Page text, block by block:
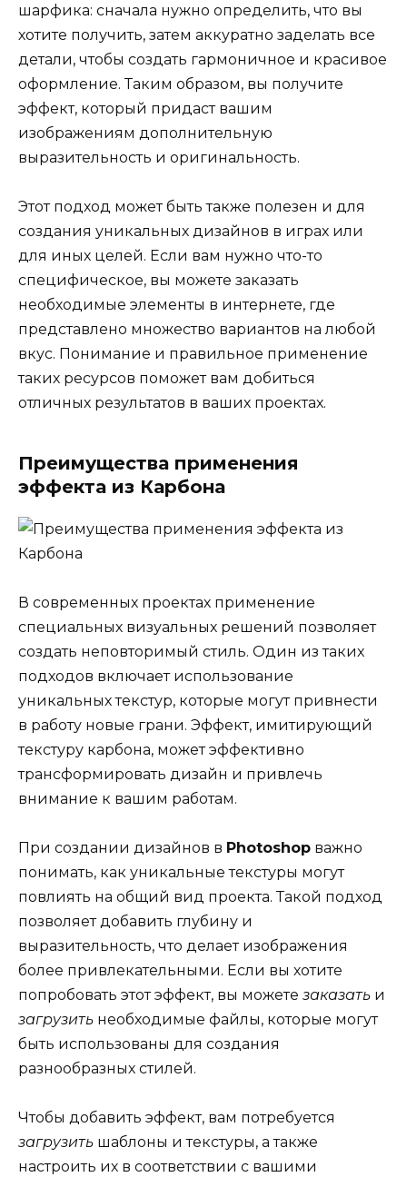
шарфика: сначала нужно определить, что вы
хотите получить, затем аккуратно заделать все
детали, чтобы создать гармоничное и красивое
оформление. Таким образом, вы получите
эффект, который придаст вашим
изображениям дополнительную
выразительность и оригинальность.
Этот подход может быть также полезен и для
создания уникальных дизайнов в играх или
для иных целей. Если вам нужно что-то
специфическое, вы можете заказать
необходимые элементы в интернете, где
представлено множество вариантов на любой
вкус. Понимание и правильное применение
таких ресурсов поможет вам добиться
отличных результатов в ваших проектах.
Преимущества применения
эффекта из Карбона
В современных проектах применение
специальных визуальных решений позволяет
создать неповторимый стиль. Один из таких
подходов включает использование
уникальных текстур, которые могут привнести
в работу новые грани. Эффект, имитирующий
текстуру карбона, может эффективно
трансформировать дизайн и привлечь
внимание к вашим работам.
При создании дизайнов в Photoshop важно
понимать, как уникальные текстуры могут
повлиять на общий вид проекта. Такой подход
позволяет добавить глубину и
выразительность, что делает изображения
более привлекательными. Если вы хотите
попробовать этот эффект, вы можете заказать и
загрузить необходимые файлы, которые могут
быть использованы для создания
разнообразных стилей.
Чтобы добавить эффект, вам потребуется
загрузить шаблоны и текстуры, а также
настроить их в соответствии с вашими